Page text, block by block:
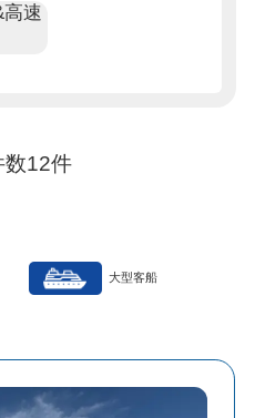
高速
数12件
大型客船